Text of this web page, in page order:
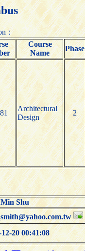
：
Course
Name
Phase
Architectural
Design
2
Shu
12-20 00:41:08